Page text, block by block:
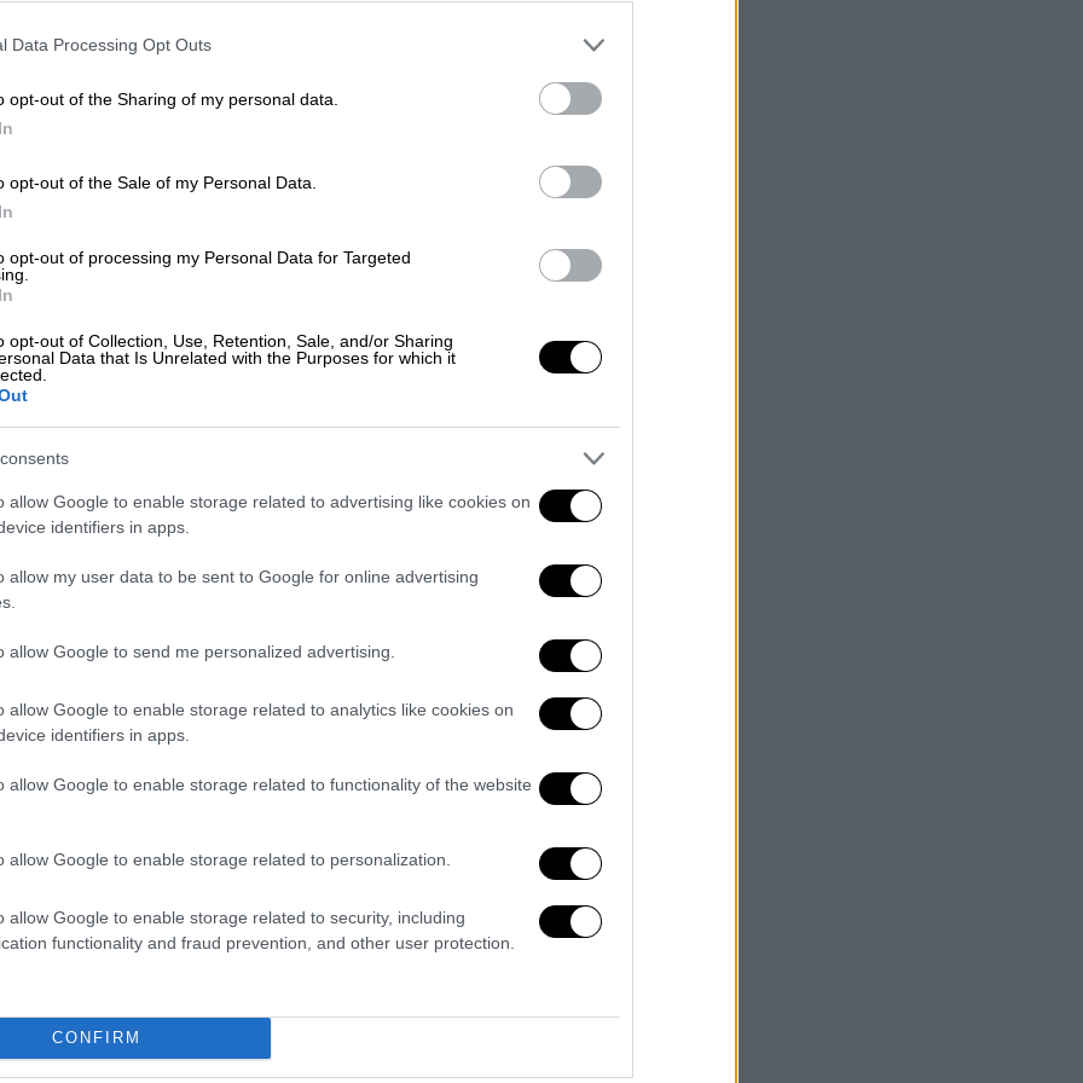
Data Processing Opt Outs
opt-out of the Sharing of my personal data.
opt-out of the Sale of my Personal Data.
opt-out of processing my Personal Data for Targeted
opt-out of Collection, Use, Retention, Sale, and/or Sharing
Data that Is Unrelated with the Purposes for which it
allow Google to enable storage related to advertising like cookies on
identifiers in apps.
allow my user data to be sent to Google for online advertising
allow Google to send me personalized advertising.
allow Google to enable storage related to analytics like cookies on
identifiers in apps.
allow Google to enable storage related to functionality of the website
allow Google to enable storage related to personalization.
allow Google to enable storage related to security, including
functionality and fraud prevention, and other user protection.
CONFIRM
και σύμφωνα με το πρόγραμμα της
21-22-23 /12/2021 (οι ρεβάνς).
να διεξαχθεί στις 21 Μαΐου
τους Μπακς σε μεγάλη νίκη
θα φύγω απ' την Εθνική,
για την ανάδειξη του νικητή